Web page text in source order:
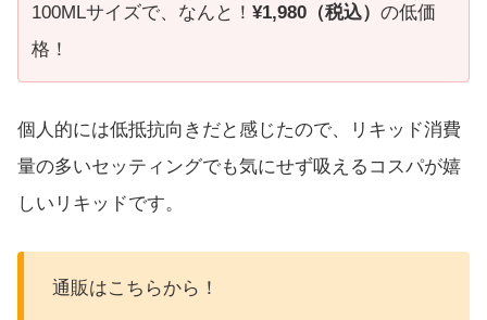
100MLサイズで、なんと！ ¥1,980（税込） の低価
格！
個人的には低抵抗向きだと感じたので、リキッド消費
量の多いセッティングでも気にせず吸えるコスパが嬉
しいリキッドです。
通販はこちらから！